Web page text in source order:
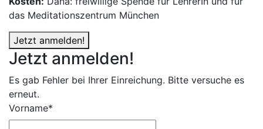
das Meditationszentrum München
Jetzt anmelden!
Jetzt anmelden!
Es gab Fehler bei Ihrer Einreichung. Bitte versuche es
erneut.
Vorname*